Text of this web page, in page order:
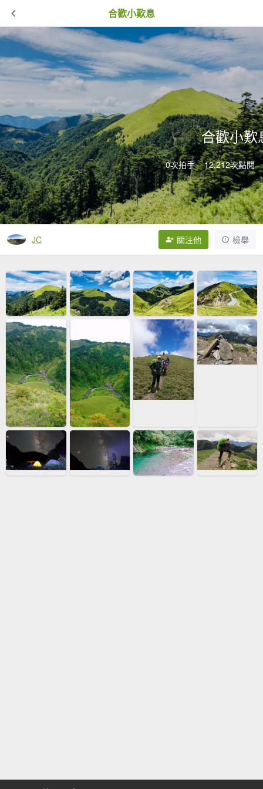
合歡小歎息
合歡小歎
0次拍手 12,212次點閱
JC 關注他 檢舉